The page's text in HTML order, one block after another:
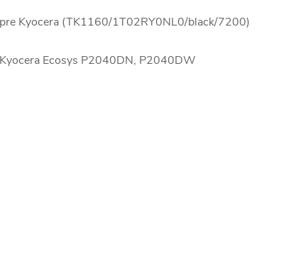
Kyocera (TK1160/1T02RY0NL0/black/7200)
Ecosys P2040DN, P2040DW